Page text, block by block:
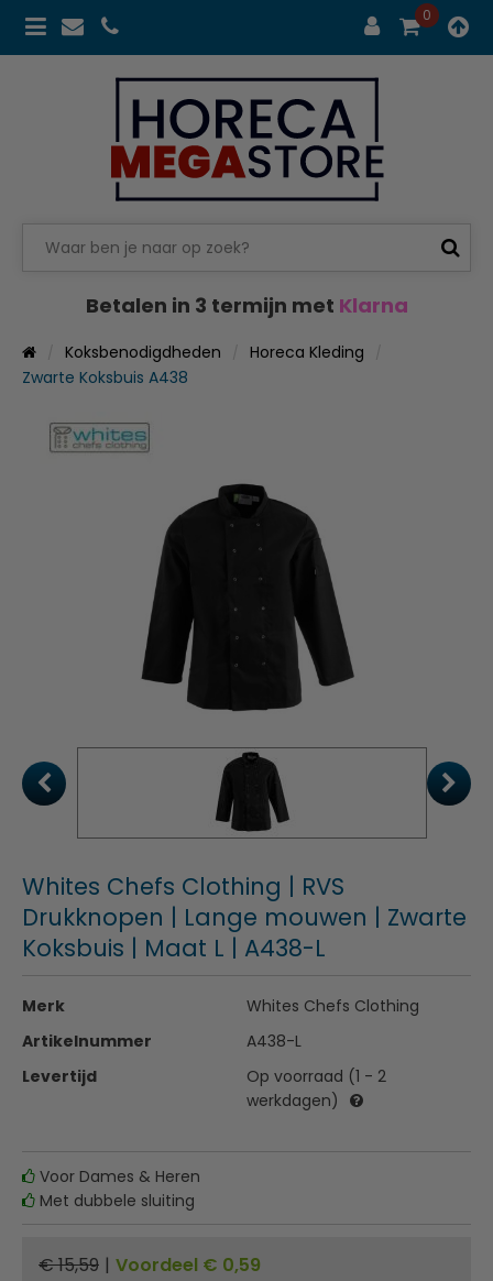
0
Betalen in 3 termijn met Klarna
Koksbenodigdheden
Horeca Kleding
Zwarte Koksbuis A438
Whites Chefs Clothing | RVS
Drukknopen | Lange mouwen | Zwarte
Koksbuis | Maat L | A438-L
Merk
Whites Chefs Clothing
Artikelnummer
A438-L
Levertijd
Op voorraad (1 - 2
werkdagen)
Voor Dames & Heren
Met dubbele sluiting
€ 15,59 | Voordeel € 0,59